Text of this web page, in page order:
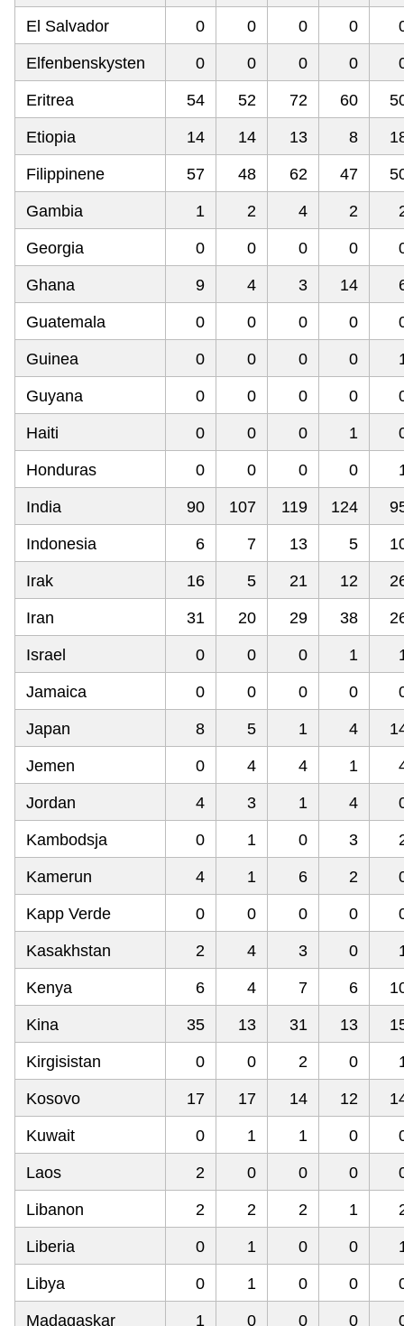
El Salvador 0 0 0 0
Elfenbenskysten 0 0 0 0
Eritrea 54 52 72 60
Etiopia 14 14 13 8
Filippinene 57 48 62 47
Gambia 1 2 4 2
Georgia 0 0 0 0
Ghana 9 4 3 14
Guatemala 0 0 0 0
Guinea 0 0 0 0
Guyana 0 0 0 0
Haiti 0 0 0 1
Honduras 0 0 0 0
India 90 107 119 124
Indonesia 6 7 13 5
Irak 16 5 21 12
Iran 31 20 29 38
Israel 0 0 0 1
Jamaica 0 0 0 0
Japan 8 5 1 4
Jemen 0 4 4 1
Jordan 4 3 1 4
Kambodsja 0 1 0 3
Kamerun 4 1 6 2
Kapp Verde 0 0 0 0
Kasakhstan 2 4 3 0
Kenya 6 4 7 6
Kina 35 13 31 13
Kirgisistan 0 0 2 0
Kosovo 17 17 14 12
Kuwait 0 1 1 0
Laos 2 0 0 0
Libanon 2 2 2 1
Liberia 0 1 0 0
Libya 0 1 0 0
Madagaskar 1 0 0 0